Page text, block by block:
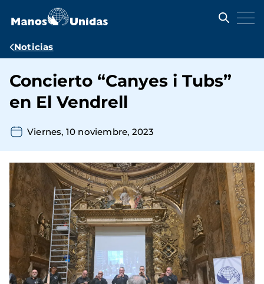
contenido
Ruta
navegación
Noticias
Concierto “Canyes i Tubs”
en El Vendrell
Viernes, 10 noviembre, 2023